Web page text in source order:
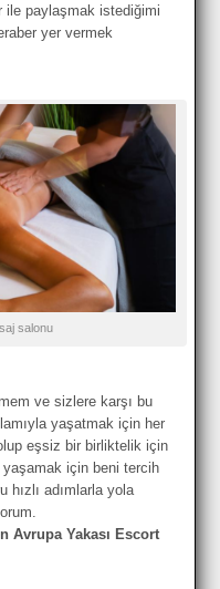
ile paylaşmak istediğimi
yer vermek
salonu
ve sizlere karşı bu
yaşatmak için her
eşsiz bir birliktelik için
için beni tercih
hızlı adımlarla yola
Avrupa Yakası Escort